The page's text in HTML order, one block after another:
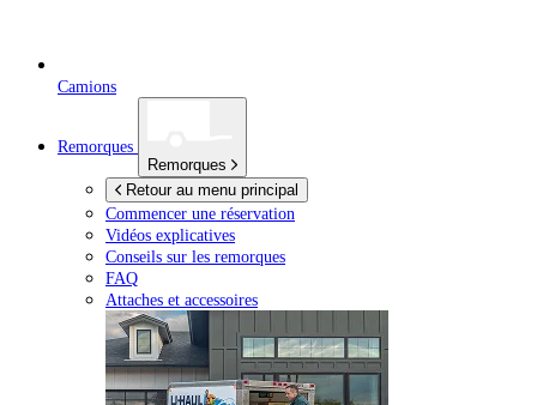
Camions
Remorques
Remorques
Retour au menu principal
Commencer une réservation
Vidéos explicatives
Conseils sur les remorques
FAQ
Attaches et accessoires